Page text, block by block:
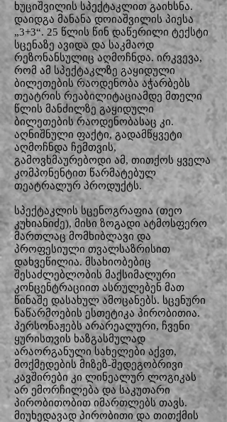
ხუციშვილის სპექტაკლით გაიხსნა.
დაიდგა მანანა დოიაშვილის პიესა
„3+3“. 25 წლის წინ დაწერილი ტექსტი
სცენაზე ავიდა და საკმაოდ
რეზონანსულიც აღმოჩნდა. ირკვევა,
რომ ამ სპექტაკლზე გაყიდული
ბილეთების რაოდენობა აჭარბებს
თეატრის რეაბილიტაციამდე მთელი
წლის მანძილზე გაყიდული
ბილეთების რაოდენობასაც კი.
აღნიშნული ფაქტი, გადამწყვეტი
აღმოჩნდა ჩემთვის,
გამოვხმაურებოდი ამ, თითქოს ყველა
კომპონენტით წარმატებულ
თეატრალურ პროდუქტს.
სპექტაკლის სცენოგრაფია (თეო
კუხიანიძე), მისი ზოგადი ატმოსფერო
მართლაც მომხიბლავი და
პროფესიული თვალსაზრისით
დახვეწილია. მსახიობებიც
შესაძლებლობის მაქსიმალური
კონცენტრაციით ასრულებენ მათ
წინაშე დასახულ ამოცანებს. სცენური
ნაწარმოების ესთეტიკა პირობითია.
პერსონაჟებს არარეალური, ჩვენი
ყურისთვის ხაზგასმულად
არაორგანული სახელები აქვთ,
მოქმედების მიზეზ-შედეგობრივი
კავშირები კი ლინეალურ ლოგიკას
არ ემორჩილება და საკუთარი
პირობითობით იმართლებს თავს.
მიუხედავად პირობითი და თითქმის